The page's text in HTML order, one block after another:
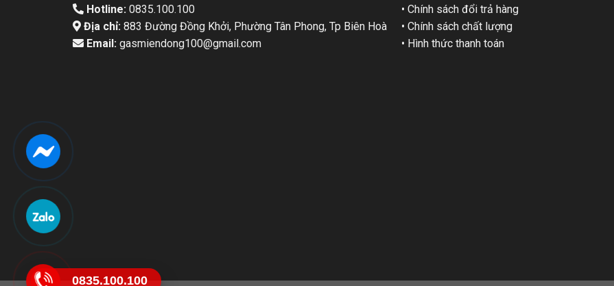
Hotline: 0835.100.100
Địa chỉ:883 Đường Đồng Khởi, Phường Tân Phong, Tp Biên Hoà
Email:gasmiendong100@gmail.com
• Chính sách đổi trả hàng
• Chính sách chất lượng
• Hình thức thanh toán
0835.100.100